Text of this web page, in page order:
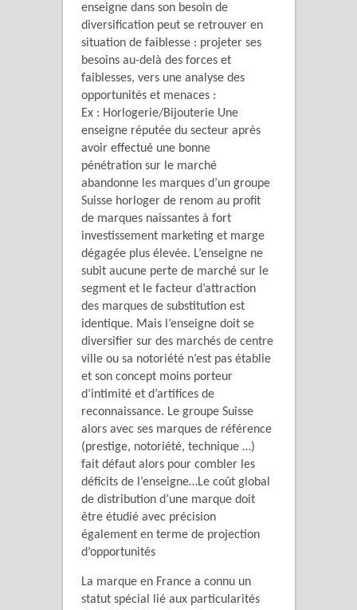
enseigne dans son besoin de
diversification peut se retrouver en
situation de faiblesse : projeter ses
besoins au-delà des forces et
faiblesses, vers une analyse des
opportunités et menaces :
Ex : Horlogerie/Bijouterie Une
enseigne réputée du secteur après
avoir effectué une bonne
pénétration sur le marché
abandonne les marques d’un groupe
Suisse horloger de renom au profit
de marques naissantes à fort
investissement marketing et marge
dégagée plus élevée. L’enseigne ne
subit aucune perte de marché sur le
segment et le facteur d’attraction
des marques de substitution est
identique. Mais l’enseigne doit se
diversifier sur des marchés de centre
ville ou sa notoriété n’est pas établie
et son concept moins porteur
d’intimité et d’artifices de
reconnaissance. Le groupe Suisse
alors avec ses marques de référence
(prestige, notoriété, technique …)
fait défaut alors pour combler les
déficits de l’enseigne…Le coût global
de distribution d’une marque doit
être étudié avec précision
également en terme de projection
d’opportunités
La marque en France a connu un
statut spécial lié aux particularités